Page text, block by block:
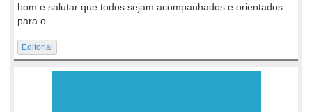
bom e salutar que todos sejam acompanhados e orientados
para o...
Editorial